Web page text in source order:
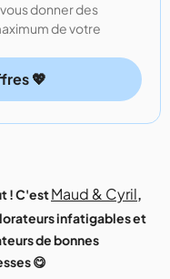
donner des
de votre
💖
! C'estMaud & Cyril,
infatigables et
de bonnes
😋